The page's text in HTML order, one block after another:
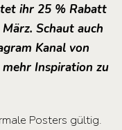
ihr 25 % Rabatt
Schaut auch
Kanal von
mehr Inspiration zu
Posters gültig.